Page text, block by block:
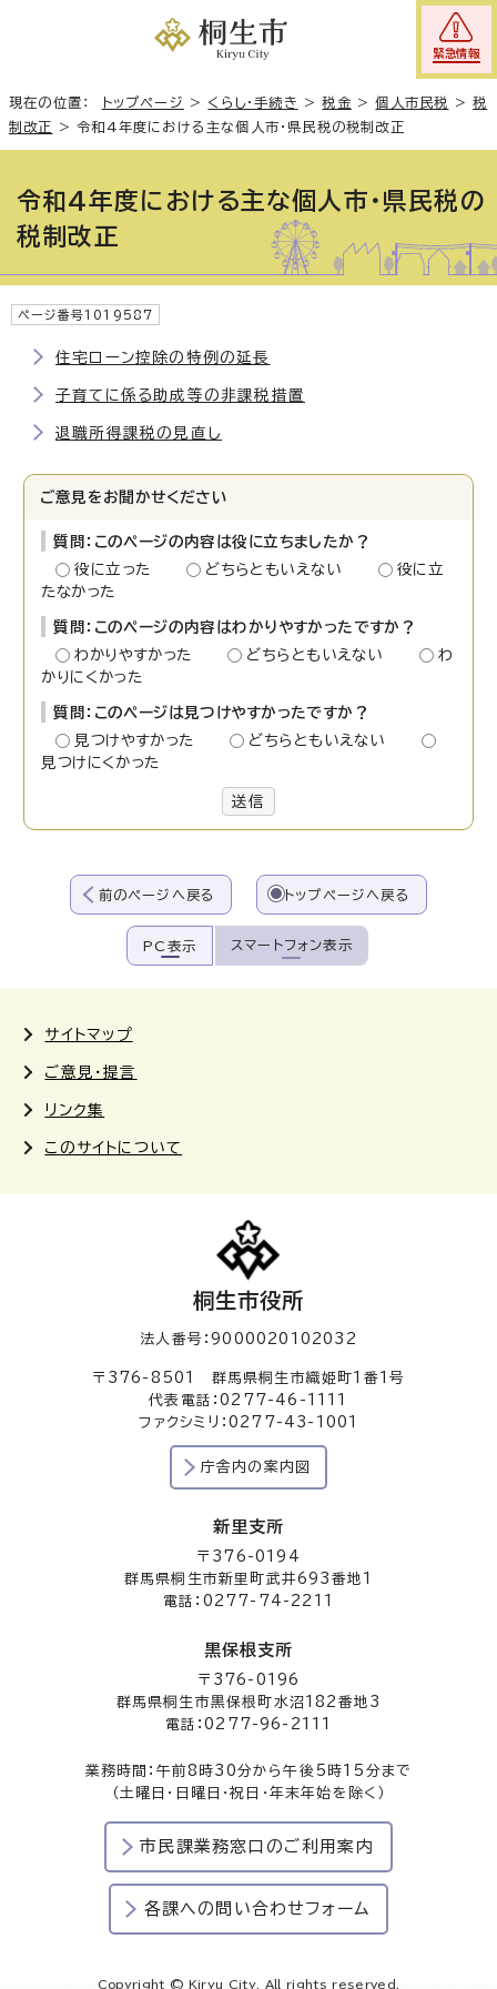
緊急情報
現在の位置： トップページ > くらし・手続き >税金 >個人市民税 >税
制改正
>令和4年度における主な個人市・県民税の税制改正
令和4年度における主な個人市・県民税の
税制改正
ページ番号1019587
住宅ローン控除の特例の延長
子育てに係る助成等の非課税措置
退職所得課税の見直し
ご意見をお聞かせください
質問：このページの内容は役に立ちましたか？
役に立った
どちらともいえない
役に立
たなかった
質問：このページの内容はわかりやすかったですか？
わかりやすかった
どちらともいえない
わ
かりにくかった
質問：このページは見つけやすかったですか？
見つけやすかった
どちらともいえない
見つけにくかった
送信
前のページへ戻る トップページへ戻る
PC表示 スマートフォン表示
サイトマップ
ご意見・提言
リンク集
このサイトについて
桐生市役所
法人番号：9000020102032
〒376-8501 群馬県桐生市織姫町1番1号
代表電話：0277-46-1111
ファクシミリ：0277-43-1001
庁舎内の案内図
新里支所
〒376-0194
群馬県桐生市新里町武井693番地1
電話：0277-74-2211
黒保根支所
〒376-0196
群馬県桐生市黒保根町水沼182番地3
電話：0277-96-2111
業務時間：午前8時30分から午後5時15分まで
（土曜日・日曜日・祝日・年末年始を除く）
市民課業務窓口のご利用案内
各課への問い合わせフォーム
Copyright © Kiryu City. All rights reserved.